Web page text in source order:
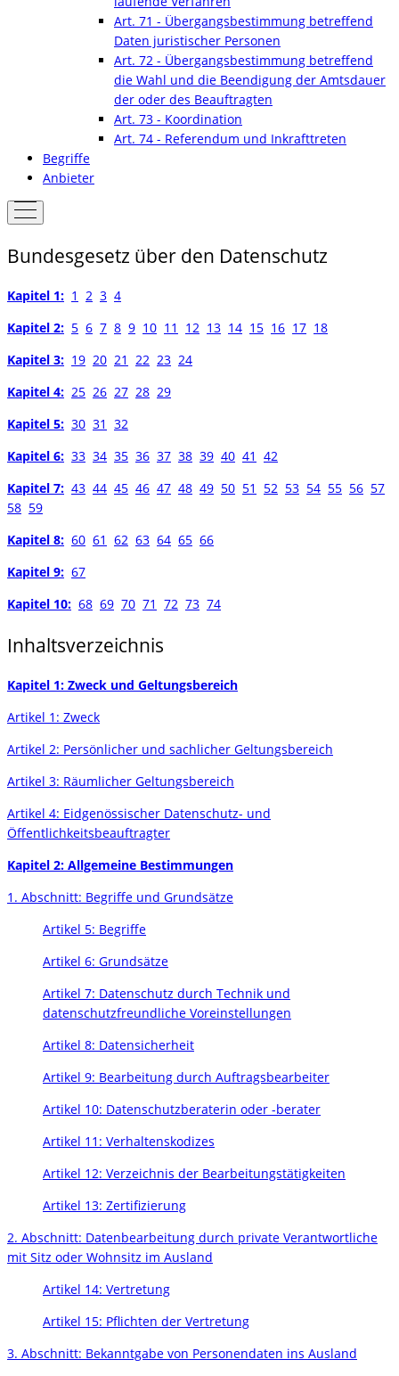
Art. 71 - Übergangsbestimmung betreffend
Daten juristischer Personen
Art. 72 - Übergangsbestimmung betreffend
die Wahl und die Beendigung der Amtsdauer
der oder des Beauftragten
Art. 73 - Koordination
Art. 74 - Referendum und Inkrafttreten
Begriffe
Anbieter
Bundesgesetz über den Datenschutz
Kapitel 1: 1 2 3 4
Kapitel 2: 5 6 7 8 9 10 11 12 13 14 15 16 17 18
Kapitel 3: 19 20 21 22 23 24
Kapitel 4: 25 26 27 28 29
Kapitel 5: 30 31 32
Kapitel 6: 33 34 35 36 37 38 39 40 41 42
Kapitel 7: 43 44 45 46 47 48 49 50 51 52 53 54 55 56 57
58 59
Kapitel 8: 60 61 62 63 64 65 66
Kapitel 9: 67
Kapitel 10: 68 69 70 71 72 73 74
Inhaltsverzeichnis
Kapitel 1: Zweck und Geltungsbereich
Artikel 1: Zweck
Artikel 2: Persönlicher und sachlicher Geltungsbereich
Artikel 3: Räumlicher Geltungsbereich
Artikel 4: Eidgenössischer Datenschutz- und
Öffentlichkeitsbeauftragter
Kapitel 2: Allgemeine Bestimmungen
1. Abschnitt: Begriffe und Grundsätze
Artikel 5: Begriffe
Artikel 6: Grundsätze
Artikel 7: Datenschutz durch Technik und
datenschutzfreundliche Voreinstellungen
Artikel 8: Datensicherheit
Artikel 9: Bearbeitung durch Auftragsbearbeiter
Artikel 10: Datenschutzberaterin oder -berater
Artikel 11: Verhaltenskodizes
Artikel 12: Verzeichnis der Bearbeitungstätigkeiten
Artikel 13: Zertifizierung
2. Abschnitt: Datenbearbeitung durch private Verantwortliche
mit Sitz oder Wohnsitz im Ausland
Artikel 14: Vertretung
Artikel 15: Pflichten der Vertretung
3. Abschnitt: Bekanntgabe von Personendaten ins Ausland